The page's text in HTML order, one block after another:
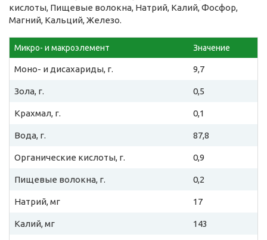
кислоты, Пищевые волокна, Натрий, Калий, Фосфор,
Магний, Кальций, Железо.
Микро- и макроэлемент Значение
Моно- и дисахариды, г. 9,7
Зола, г. 0,5
Крахмал, г. 0,1
Вода, г. 87,8
Органические кислоты, г. 0,9
Пищевые волокна, г. 0,2
Натрий, мг 17
Калий, мг 143